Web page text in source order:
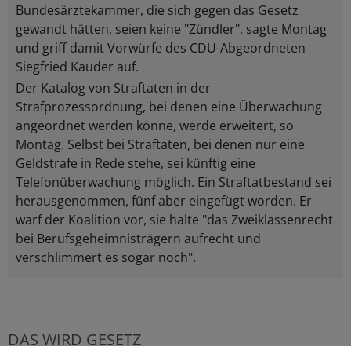
Bundesärztekammer, die sich gegen das Gesetz
gewandt hätten, seien keine "Zündler", sagte Montag
und griff damit Vorwürfe des CDU-Abgeordneten
Siegfried Kauder auf.
Der Katalog von Straftaten in der
Strafprozessordnung, bei denen eine Überwachung
angeordnet werden könne, werde erweitert, so
Montag. Selbst bei Straftaten, bei denen nur eine
Geldstrafe in Rede stehe, sei künftig eine
Telefonüberwachung möglich. Ein Straftatbestand sei
herausgenommen, fünf aber eingefügt worden. Er
warf der Koalition vor, sie halte "das Zweiklassenrecht
bei Berufsgeheimnisträgern aufrecht und
verschlimmert es sogar noch".
DAS WIRD GESETZ